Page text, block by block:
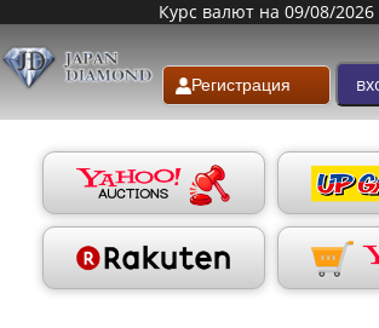
Курс валют на 09/08/2026
Регистрация